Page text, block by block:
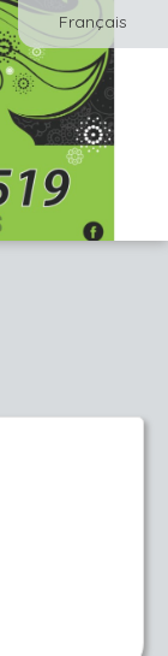
Français